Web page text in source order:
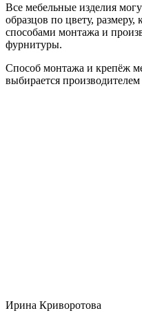
Все мебельные изделия
образцов по цвету,
способами монтажа и
фурнитуры.
Способ монтажа и крепёж
выбирается
Ирина Криворотова